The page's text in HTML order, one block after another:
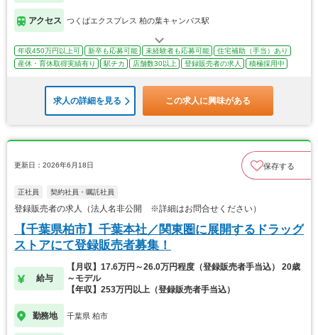
アクセス つくばエクスプレス 柏の葉キャンパス駅
年収450万円以上可 新卒も応募可能 未経験者も応募可能
住宅補助（手当）あり
産休・育休取得実績有り
駅チカ 店舗数30以上 登録販売者の求人 積極採用中
求人の詳細を見る この求人に興味がある
更新日：2026年6月18日 保存する
正社員 契約社員・嘱託社員
登録販売者の求人（法人名非公開 ※詳細はお問合せください）
【千葉県柏市】千葉本社／関東圏に展開するドラッグ
ストアにて登録販売者募集！
給与
【月収】17.6万円～26.0万円程度（登録販売者手当込） 20歳
～モデル
【年収】253万円以上（登録販売者手当込）
勤務地 千葉県 柏市